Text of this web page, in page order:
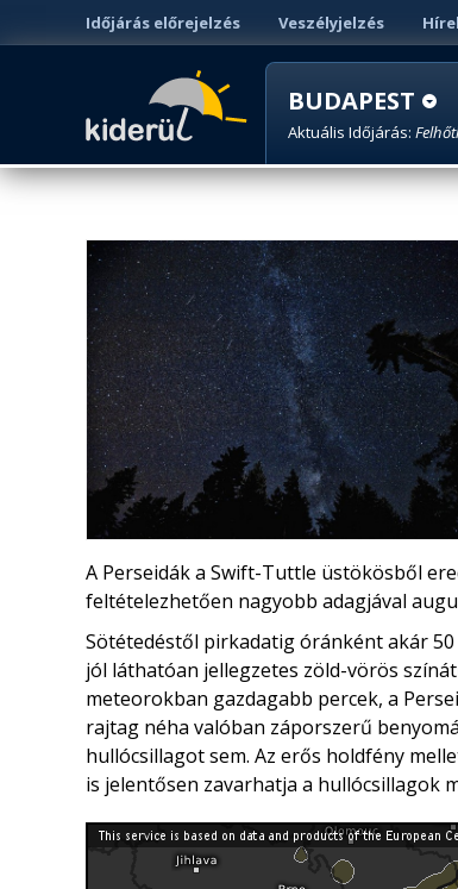
Időjárás előrejelzés Veszélyjelzés
BUDAPEST
Aktuális Időjárás:
A Perseidák a Swift-Tuttle üstökösből
feltételezhetően nagyobb adagjával
Sötétedéstől pirkadatig óránként akár
jól láthatóan jellegzetes zöld-vörös
meteorokban gazdagabb percek, a
rajtag néha valóban záporszerű
hullócsillagot sem. Az erős holdfény
is jelentősen zavarhatja a hullócsillagok